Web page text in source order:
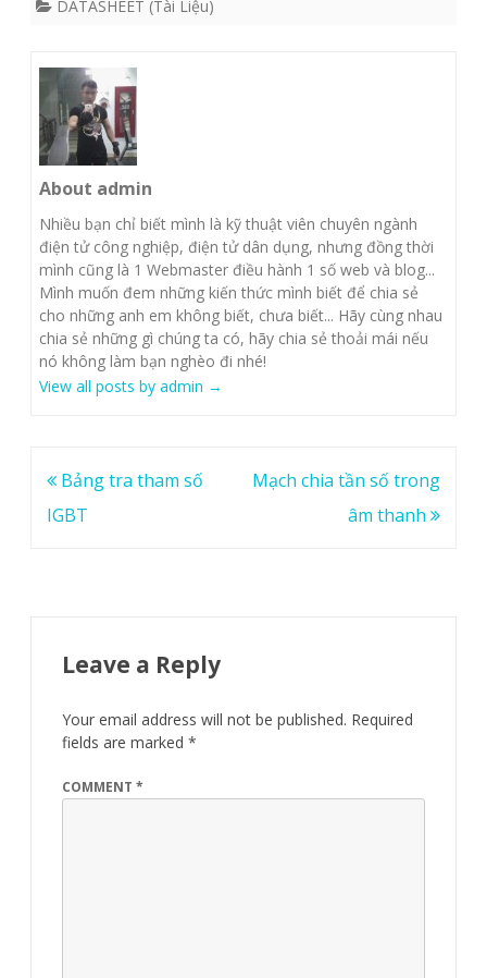
DATASHEET (Tài Liệu)
About admin
Nhiều bạn chỉ biết mình là kỹ thuật viên chuyên ngành
điện tử công nghiệp, điện tử dân dụng, nhưng đồng thời
mình cũng là 1 Webmaster điều hành 1 số web và blog...
Mình muốn đem những kiến thức mình biết để chia sẻ
cho những anh em không biết, chưa biết... Hãy cùng nhau
chia sẻ những gì chúng ta có, hãy chia sẻ thoải mái nếu
nó không làm bạn nghèo đi nhé!
View all posts by admin →
Post
navigation
Bảng tra tham số
IGBT
Mạch chia tần số trong
âm thanh
Leave a Reply
Your email address will not be published. Required
fields are marked *
COMMENT *